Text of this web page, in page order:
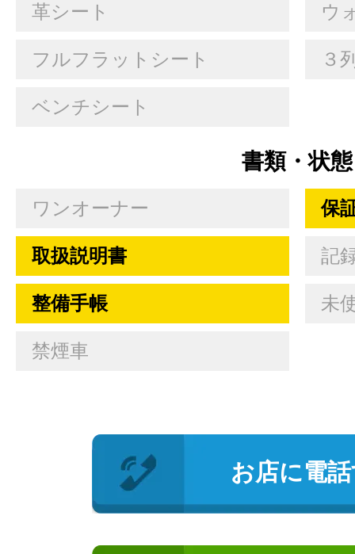
革シート ウ
フルフラットシート ３
ベンチシート
書類・状態
ワンオーナー 保
取扱説明書 記
整備手帳 未
禁煙車
お店に電